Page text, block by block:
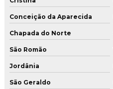
Conceição da Aparecida
Chapada do Norte
São Romão
Jordânia
São Geraldo